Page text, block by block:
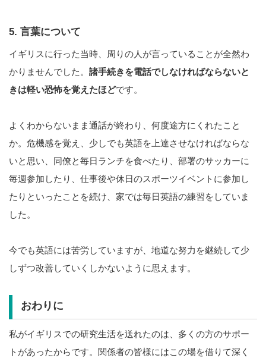
5. 言葉について
イギリスに行った当時、周りの人が言っていることが全然わ
かりませんでした。 諸手続きを電話でしなければならないと
きは軽い恐怖を覚えたほどです。
よくわからないまま通話が終わり、何度途方にくれたこと
か。危機感を覚え、少しでも英語を上達させなければならな
いと思い、同僚と毎日ランチを食べたり、部署のサッカーに
毎週参加したり、仕事後や休日のスポーツイベントに参加し
たりといったことを続け、家では毎日英語の練習をしていま
した。
今でも英語には苦労していますが、地道な努力を継続して少
しずつ改善していくしかないように思えます。
おわりに
私がイギリスでの研究生活を送れたのは、多くの方のサポー
トがあったからです。関係者の皆様にはこの場を借りて深く